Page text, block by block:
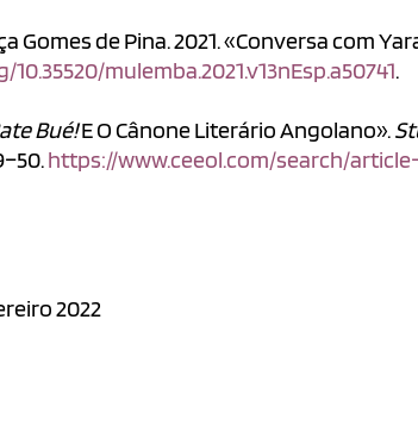
Gomes de Pina. 2021. «Conversa com
mulemba.2021.v13nEsp.a50741.
Bué!E O Cânone Literário Angolano».
https://www.ceeol.com/search/
2022